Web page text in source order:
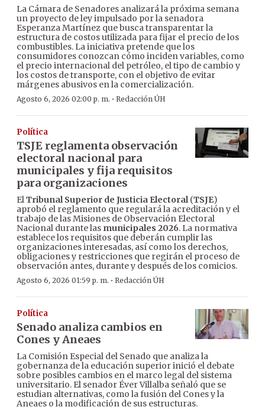
La Cámara de Senadores analizará la próxima semana
un proyecto de ley impulsado por la senadora
Esperanza Martínez que busca transparentar la
estructura de costos utilizada para fijar el precio de los
combustibles. La iniciativa pretende que los
consumidores conozcan cómo inciden variables, como
el precio internacional del petróleo, el tipo de cambio y
los costos de transporte, con el objetivo de evitar
márgenes abusivos en la comercialización.
Agosto 6, 2026 02:00 p. m. · Redacción ÚH
Política
TSJE reglamenta observación
electoral nacional para
municipales y fija requisitos
para organizaciones
ElTribunal Superior de Justicia Electoral(TSJE)
aprobó el reglamento que regulará la acreditación y el
trabajo de las Misiones de Observación Electoral
Nacional durante las municipales 2026. La normativa
establece los requisitos que deberán cumplir las
organizaciones interesadas, así como los derechos,
obligaciones y restricciones que regirán el proceso de
observación antes, durante y después de los comicios.
Agosto 6, 2026 01:59 p. m. · Redacción ÚH
Política
Senado analiza cambios en
Cones y Aneaes
La Comisión Especial del Senado que analiza la
gobernanza de la educación superior inició el debate
sobre posibles cambios en el marco legal del sistema
universitario. El senador Éver Villalba señaló que se
estudian alternativas, como la fusión del Cones y la
Aneaes o la modificación de sus estructuras.